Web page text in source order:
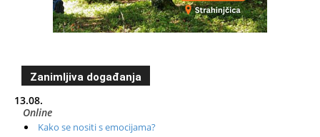
Zanimljiva događanja
13.08.
Online
Kako se nositi s emocijama?